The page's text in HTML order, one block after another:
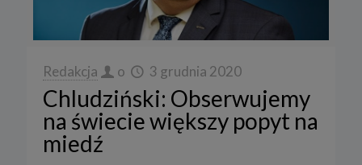
Redakcja o 3 grudnia 2020
Chludziński: Obserwujemy
na świecie większy popyt na
miedź